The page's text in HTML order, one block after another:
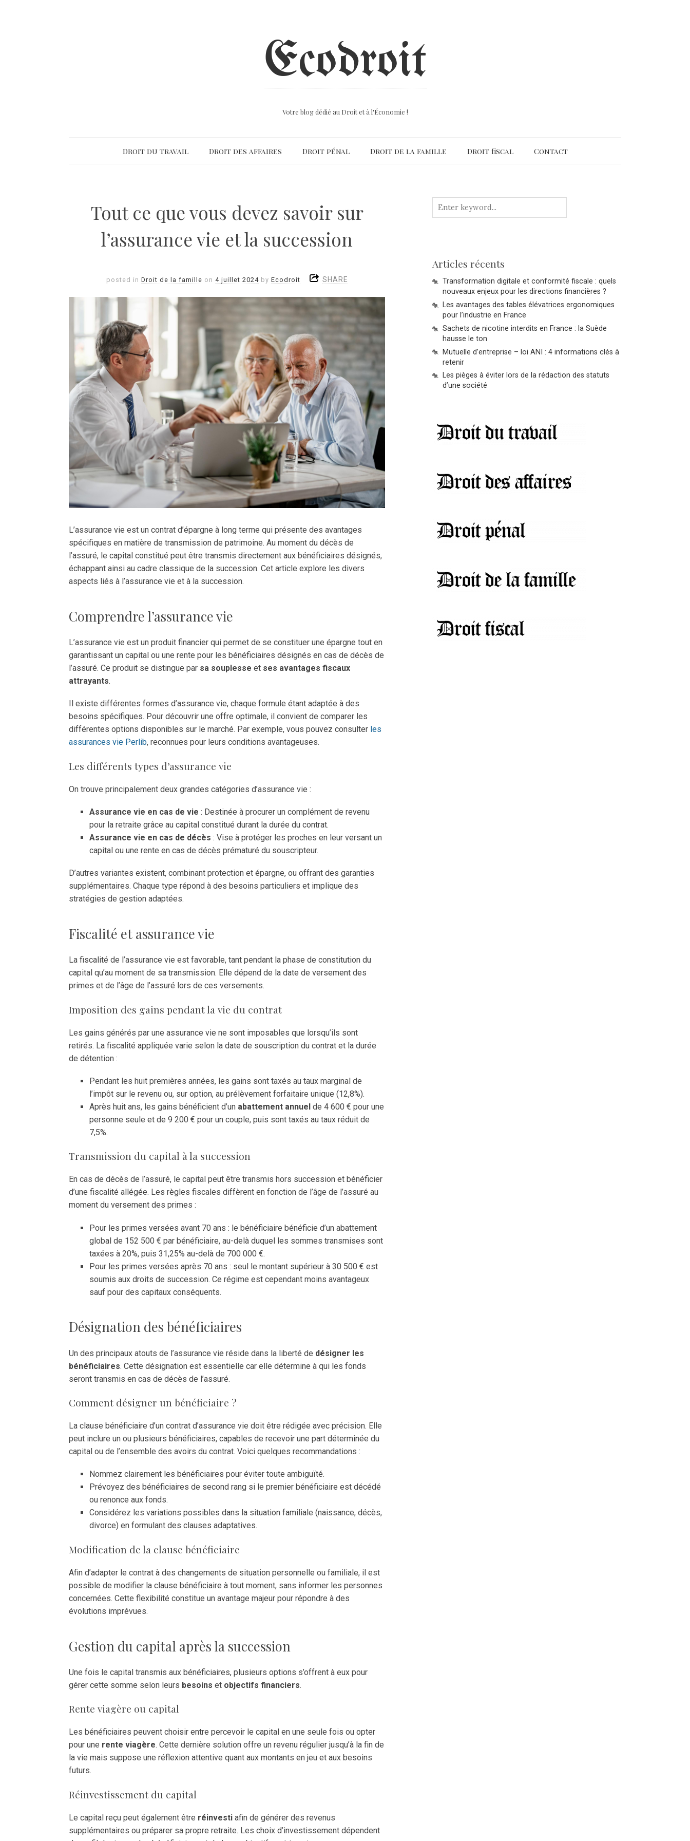
Ecodroit
Votre blog dédié au Droit et à l'Économie !
Droit du travail Droit des affaires Droit pénal Droit de la famille Droit fiscal Contact
Tout ce que vous devez savoir sur
l’assurance vie et la succession
posted in Droit de la famille on 4 juillet 2024 by Ecodroit SHARE
L’assurance vie est un contrat d’épargne à long terme qui présente des avantages
spécifiques en matière de transmission de patrimoine. Au moment du décès de
l’assuré, le capital constitué peut être transmis directement aux bénéficiaires désignés,
échappant ainsi au cadre classique de la succession. Cet article explore les divers
aspects liés à l’assurance vie et à la succession.
Comprendre l’assurance vie
L’assurance vie est un produit financier qui permet de se constituer une épargne tout en
garantissant un capital ou une rente pour les bénéficiaires désignés en cas de décès de
l’assuré. Ce produit se distingue par sa souplesse et ses avantages fiscaux
attrayants.
Il existe différentes formes d’assurance vie, chaque formule étant adaptée à des
besoins spécifiques. Pour découvrir une offre optimale, il convient de comparer les
différentes options disponibles sur le marché. Par exemple, vous pouvez consulter les
assurances vie Perlib, reconnues pour leurs conditions avantageuses.
Les différents types d’assurance vie
On trouve principalement deux grandes catégories d’assurance vie :
Assurance vie en cas de vie : Destinée à procurer un complément de revenu
pour la retraite grâce au capital constitué durant la durée du contrat.
Assurance vie en cas de décès : Vise à protéger les proches en leur versant un
capital ou une rente en cas de décès prématuré du souscripteur.
D’autres variantes existent, combinant protection et épargne, ou offrant des garanties
supplémentaires. Chaque type répond à des besoins particuliers et implique des
stratégies de gestion adaptées.
Fiscalité et assurance vie
La fiscalité de l’assurance vie est favorable, tant pendant la phase de constitution du
capital qu’au moment de sa transmission. Elle dépend de la date de versement des
primes et de l’âge de l’assuré lors de ces versements.
Imposition des gains pendant la vie du contrat
Les gains générés par une assurance vie ne sont imposables que lorsqu’ils sont
retirés. La fiscalité appliquée varie selon la date de souscription du contrat et la durée
de détention :
Pendant les huit premières années, les gains sont taxés au taux marginal de
l’impôt sur le revenu ou, sur option, au prélèvement forfaitaire unique (12,8%).
Après huit ans, les gains bénéficient d’un abattement annuel de 4 600 € pour une
personne seule et de 9 200 € pour un couple, puis sont taxés au taux réduit de
7,5%.
Transmission du capital à la succession
En cas de décès de l’assuré, le capital peut être transmis hors succession et bénéficier
d’une fiscalité allégée. Les règles fiscales diffèrent en fonction de l’âge de l’assuré au
moment du versement des primes :
Pour les primes versées avant 70 ans : le bénéficiaire bénéficie d’un abattement
global de 152 500 € par bénéficiaire, au-delà duquel les sommes transmises sont
taxées à 20%, puis 31,25% au-delà de 700 000 €.
Pour les primes versées après 70 ans : seul le montant supérieur à 30 500 € est
soumis aux droits de succession. Ce régime est cependant moins avantageux
sauf pour des capitaux conséquents.
Désignation des bénéficiaires
Un des principaux atouts de l’assurance vie réside dans la liberté de désigner les
bénéficiaires. Cette désignation est essentielle car elle détermine à qui les fonds
seront transmis en cas de décès de l’assuré.
Comment désigner un bénéficiaire ?
La clause bénéficiaire d’un contrat d’assurance vie doit être rédigée avec précision. Elle
peut inclure un ou plusieurs bénéficiaires, capables de recevoir une part déterminée du
capital ou de l’ensemble des avoirs du contrat. Voici quelques recommandations :
Nommez clairement les bénéficiaires pour éviter toute ambiguïté.
Prévoyez des bénéficiaires de second rang si le premier bénéficiaire est décédé
ou renonce aux fonds.
Considérez les variations possibles dans la situation familiale (naissance, décès,
divorce) en formulant des clauses adaptatives.
Modification de la clause bénéficiaire
Afin d’adapter le contrat à des changements de situation personnelle ou familiale, il est
possible de modifier la clause bénéficiaire à tout moment, sans informer les personnes
concernées. Cette flexibilité constitue un avantage majeur pour répondre à des
évolutions imprévues.
Gestion du capital après la succession
Une fois le capital transmis aux bénéficiaires, plusieurs options s’offrent à eux pour
gérer cette somme selon leurs besoins et objectifs financiers.
Rente viagère ou capital
Les bénéficiaires peuvent choisir entre percevoir le capital en une seule fois ou opter
pour une rente viagère. Cette dernière solution offre un revenu régulier jusqu’à la fin de
la vie mais suppose une réflexion attentive quant aux montants en jeu et aux besoins
futurs.
Réinvestissement du capital
Le capital reçu peut également être réinvesti afin de générer des revenus
supplémentaires ou préparer sa propre retraite. Les choix d’investissement dépendent
Articles récents
Transformation digitale et conformité fiscale : quels
nouveaux enjeux pour les directions financières ?
Les avantages des tables élévatrices ergonomiques
pour l’industrie en France
Sachets de nicotine interdits en France : la Suède
hausse le ton
Mutuelle d’entreprise – loi ANI : 4 informations clés à
retenir
Les pièges à éviter lors de la rédaction des statuts
d’une société